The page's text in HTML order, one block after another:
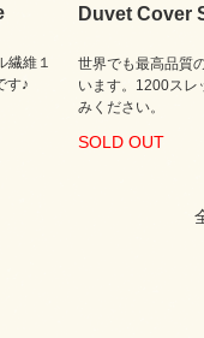
繊維１
す♪
Duvet Cover
世界でも最高品質
います。1200スレ
みください。
SOLD OUT